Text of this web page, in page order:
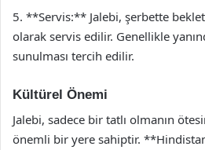
5. **Servis:** Jalebi, şerbette
olarak servis edilir. Genellikle
sunulması tercih edilir.
Kültürel Önemi
Jalebi, sadece bir tatlı olmanın
önemli bir yere sahiptir.